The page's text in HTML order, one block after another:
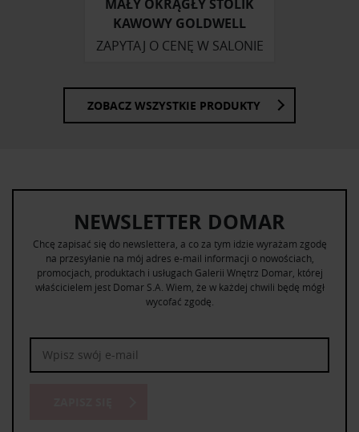
MAŁY OKRĄGŁY STOLIK
KAWOWY GOLDWELL
ZAPYTAJ O CENĘ W SALONIE
ZOBACZ WSZYSTKIE PRODUKTY
NEWSLETTER DOMAR
Chcę zapisać się do newslettera, a co za tym idzie wyrażam zgodę
na przesyłanie na mój adres e-mail informacji o nowościach,
promocjach, produktach i usługach Galerii Wnętrz Domar, której
właścicielem jest Domar S.A. Wiem, że w każdej chwili będę mógł
wycofać zgodę.